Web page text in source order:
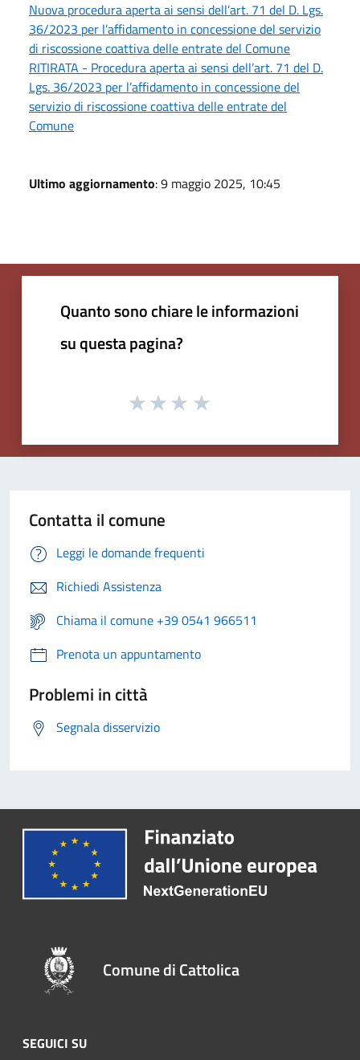
Nuova procedura aperta ai sensi dell’art. 71 del D. Lgs.
36/2023 per l’affidamento in concessione del servizio
di riscossione coattiva delle entrate del Comune
RITIRATA - Procedura aperta ai sensi dell’art. 71 del D.
Lgs. 36/2023 per l’affidamento in concessione del
servizio di riscossione coattiva delle entrate del
Comune
Ultimo aggiornamento: 9 maggio 2025, 10:45
Quanto sono chiare le informazioni
su questa pagina?
Contatta il comune
Leggi le domande frequenti
Richiedi Assistenza
Chiama il comune +39 0541 966511
Prenota un appuntamento
Problemi in città
Segnala disservizio
Comune di Cattolica
SEGUICI SU